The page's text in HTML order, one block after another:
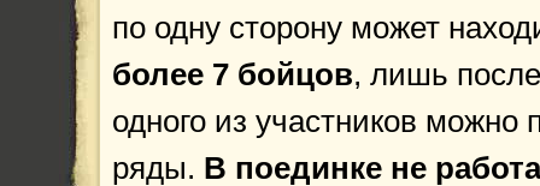
по одну сторону может
более 7 бойцов, лишь
одного из участников можно
ряды. В поединке не